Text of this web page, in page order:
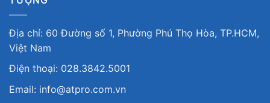
Địa chỉ: 60 Đường số 1, Phường Phú Thọ Hòa, TP.HCM,
Việt Nam
Điện thoại: 028.3842.5001
Email: info@atpro.com.vn